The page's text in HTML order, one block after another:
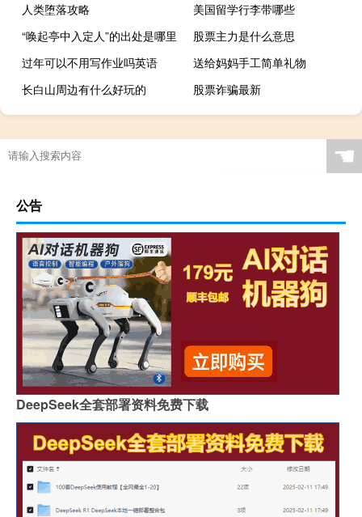
人类堕落攻略
美国留学行李带哪些
“唤起亭中入定人”的出处是哪里
股票主力是什么意思
过年可以不用写作业吗英语
送给妈妈手工简单礼物
长白山周边有什么好玩的
股票诈骗最新
☚
公告
DeepSeek全套部署资料免费下载